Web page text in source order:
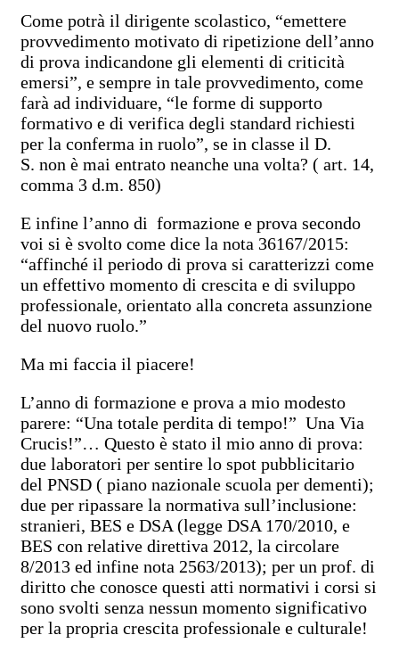
Come potrà il dirigente scolastico, “emettere
provvedimento motivato di ripetizione dell’anno
di prova indicandone gli elementi di criticità
emersi”, e sempre in tale provvedimento, come
farà ad individuare, “le forme di supporto
formativo e di verifica degli standard richiesti
per la conferma in ruolo”, se in classe il D.
S. non è mai entrato neanche una volta? ( art. 14,
comma 3 d.m. 850)
E infine l’anno di formazione e prova secondo
voi si è svolto come dice la nota 36167/2015:
“affinché il periodo di prova si caratterizzi come
un effettivo momento di crescita e di sviluppo
professionale, orientato alla concreta assunzione
del nuovo ruolo.”
Ma mi faccia il piacere!
L’anno di formazione e prova a mio modesto
parere: “Una totale perdita di tempo!” Una Via
Crucis!”… Questo è stato il mio anno di prova:
due laboratori per sentire lo spot pubblicitario
del PNSD ( piano nazionale scuola per dementi);
due per ripassare la normativa sull’inclusione:
stranieri, BES e DSA (legge DSA 170/2010, e
BES con relative direttiva 2012, la circolare
8/2013 ed infine nota 2563/2013); per un prof. di
diritto che conosce questi atti normativi i corsi si
sono svolti senza nessun momento significativo
per la propria crescita professionale e culturale!